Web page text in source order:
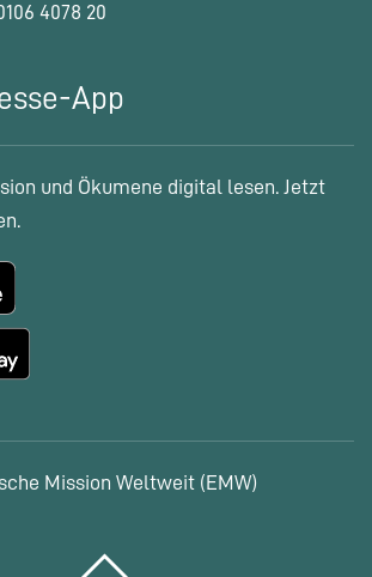
4078 20
App
und Ökumene digital lesen. Jetzt
Mission Weltweit (EMW)